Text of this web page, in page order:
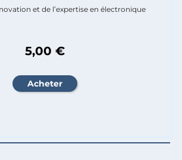
et de l’expertise en électronique
5,00 €